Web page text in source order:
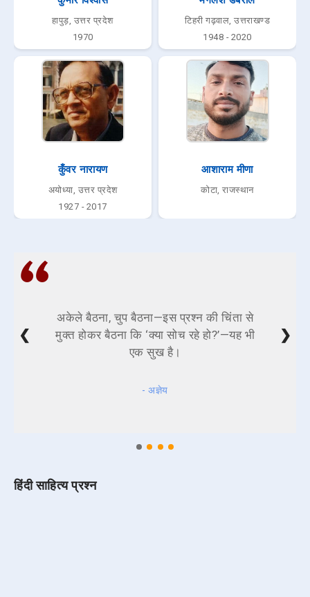
हापुड़, उत्तर प्रदेश
1970
टिहरी गढ़वाल, उत्तराखण्ड
1948 - 2020
कुँवर नारायण
अयोध्या, उत्तर प्रदेश
1927 - 2017
आशाराम मीणा
कोटा, राजस्थान
अकेले बैठना, चुप बैठना—इस प्रश्न की चिंता से
मुक्त होकर बैठना कि ‘क्या सोच रहे हो?’—यह भी
एक सुख है।
- अज्ञेय
❮ ❯
हिंदी साहित्य प्रश्न